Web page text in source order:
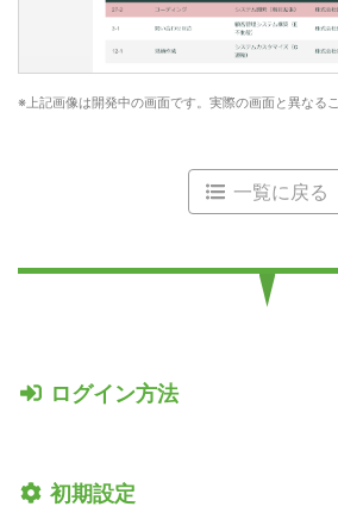
上記画像は開発中の画面です。実際の画面と異なる
一覧に戻る
ログイン方法
初期設定